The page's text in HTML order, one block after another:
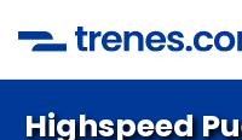
Highspeed